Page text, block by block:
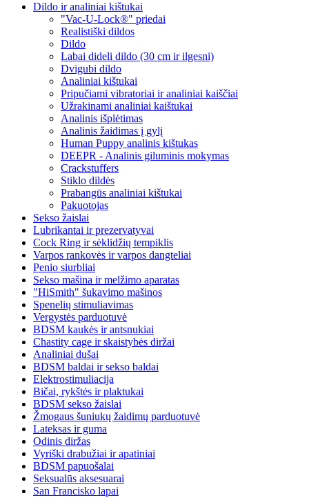
Dildo ir analiniai kištukai
"Vac-U-Lock®" priedai
Realistiški dildos
Dildo
Labai dideli dildo (30 cm ir ilgesni)
Dvigubi dildo
Analiniai kištukai
Pripučiami vibratoriai ir analiniai kaiščiai
Užrakinami analiniai kaištukai
Analinis išplėtimas
Analinis žaidimas į gylį
Human Puppy analinis kištukas
DEEPR - Analinis giluminis mokymas
Crackstuffers
Stiklo dildės
Prabangūs analiniai kištukai
Pakuotojas
Sekso žaislai
Lubrikantai ir prezervatyvai
Cock Ring ir sėklidžių tempiklis
Varpos rankovės ir varpos dangteliai
Penio siurbliai
Sekso mašina ir melžimo aparatas
"HiSmith" šukavimo mašinos
Spenelių stimuliavimas
Vergystės parduotuvė
BDSM kaukės ir antsnukiai
Chastity cage ir skaistybės diržai
Analiniai dušai
BDSM baldai ir sekso baldai
Elektrostimuliacija
Bičai, rykštės ir plaktukai
BDSM sekso žaislai
Žmogaus šuniukų žaidimų parduotuvė
Lateksas ir guma
Odinis diržas
Vyriški drabužiai ir apatiniai
BDSM papuošalai
Seksualūs aksesuarai
San Francisko lapai